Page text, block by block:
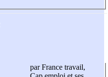
par France travail,